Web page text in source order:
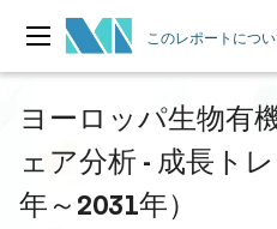
このレポートにつ
ヨーロッパ生物有
ェア分析 - 成長ト
年～2031年）